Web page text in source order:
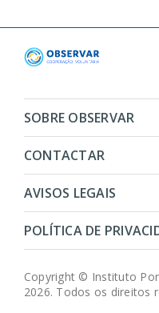
SOBRE OBSERVAR
CONTACTAR
AVISOS LEGAIS
POLÍTICA DE
Copyright © Instituto
2026. Todos os direitos